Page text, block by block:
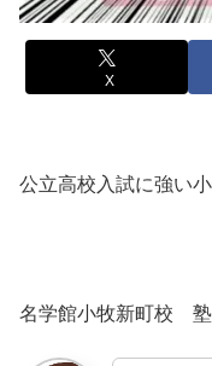
X
公立高校入試に強い
名学館小牧新町校 塾